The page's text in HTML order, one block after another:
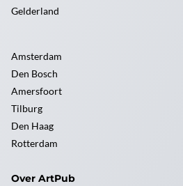
Gelderland
Amsterdam
Den Bosch
Amersfoort
Tilburg
Den Haag
Rotterdam
Over ArtPub